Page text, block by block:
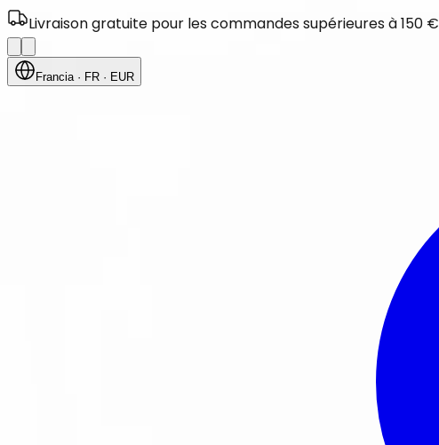
Livraison gratuite pour les commandes supérieures à 150 €
Francia· FR · EUR